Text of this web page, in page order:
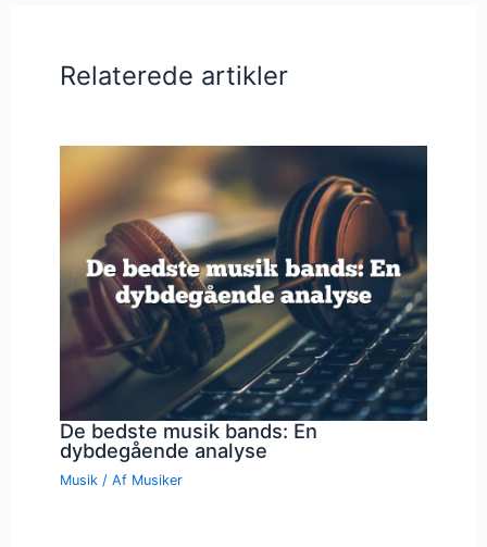
Relaterede artikler
De bedste musik bands: En
dybdegående analyse
Musik / Af Musiker